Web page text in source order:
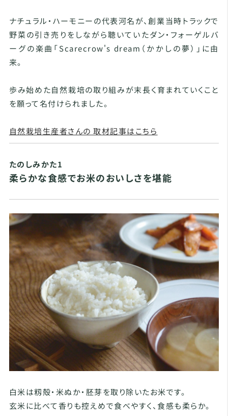
ナチュラル・ハーモニーの代表河名が、創業当時トラックで
野菜の引き売りをしながら聴いていたダン・フォーゲルバ
ーグの楽曲「Scarecrow's dream（かかしの夢）」に由
来。
歩み始めた自然栽培の取り組みが末長く育まれていくこと
を願って名付けられました。
自然栽培生産者さんの 取材記事はこちら
たのしみかた1
柔らかな食感でお米のおいしさを堪能
白米は籾殻・米ぬか・胚芽を取り除いたお米です。
玄米に比べて香りも控えめで食べやすく、食感も柔らか。